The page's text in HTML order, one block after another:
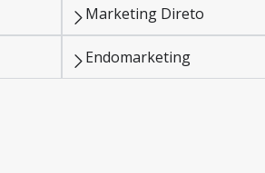
Marketing Direto
Endomarketing